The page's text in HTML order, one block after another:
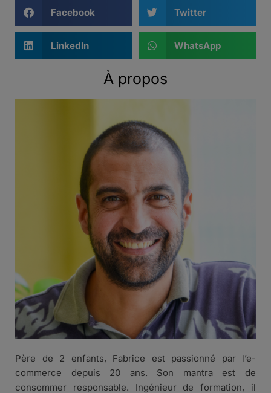
Facebook Twitter
LinkedIn WhatsApp
À propos
Père de 2 enfants, Fabrice est passionné par l’e-
commerce depuis 20 ans. Son mantra est de
consommer responsable. Ingénieur de formation, il